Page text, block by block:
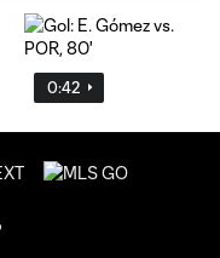
0:42